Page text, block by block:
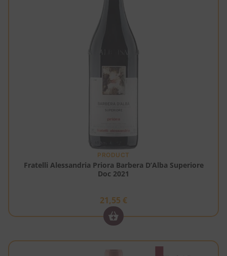
PRODUCT
Fratelli Alessandria Priora Barbera D’Alba Superiore
Doc 2021
21,55 €